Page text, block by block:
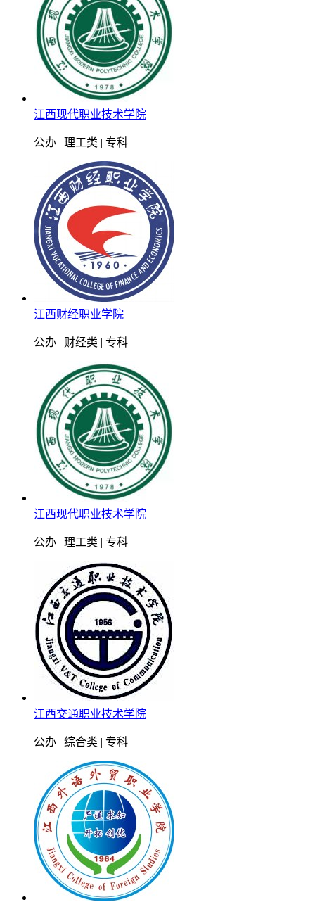
江西现代职业技术学院
公办 | 理工类 | 专科
江西财经职业学院
公办 | 财经类 | 专科
江西现代职业技术学院
公办 | 理工类 | 专科
江西交通职业技术学院
公办 | 综合类 | 专科